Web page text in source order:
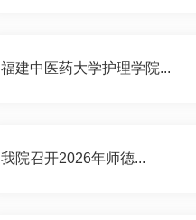
福建中医药大学护理学院...
我院召开2026年师德...